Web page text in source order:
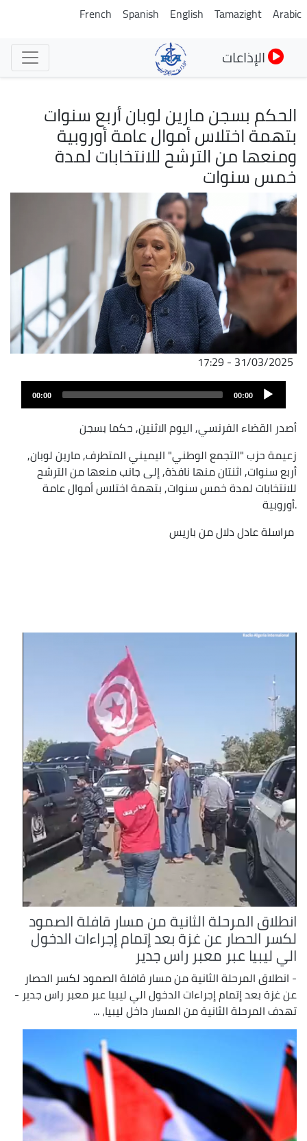
تجاوز
Arabic
Tamazight
English
Spanish
French
الإذاعات
الحكم بسجن مارين لوبان أربع سنوات
بتهمة اختلاس أموال عامة أوروبية
ومنعها من الترشح للانتخابات لمدة
خمس سنوات
الصورة
31/03/2025 - 17:29
ملف
الصوت
Audio
Player
00:00
00:00
أصدر القضاء الفرنسي, اليوم الاثنين, حكما بسجن
زعيمة حزب "التجمع الوطني" اليميني المتطرف, مارين لوبان,
أربع سنوات, اثنتان منها نافذة, إلى جانب منعها من الترشح
للانتخابات لمدة خمس سنوات, بتهمة اختلاس أموال عامة
أوروبية.
انطلاق المرحلة الثانية من مسار قافلة الصمود
لكسر الحصار عن غزة بعد إتمام إجراءات الدخول
الي ليبيا عبر معبر راس جدير
- انطلاق المرحلة الثانية من مسار قافلة الصمود لكسر الحصار
عن غزة بعد إتمام إجراءات الدخول الي ليبيا عبر معبر راس جدير -
تهدف المرحلة الثانية من المسار داخل ليبيا، ...